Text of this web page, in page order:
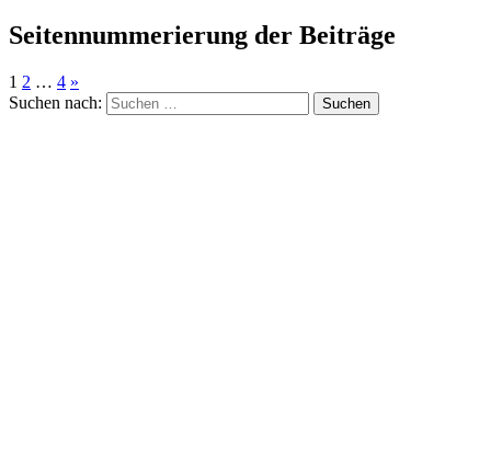
Seitennummerierung der Beiträge
1 2 … 4 »
Suchen nach: